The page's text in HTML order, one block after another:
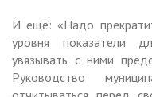
И ещё: «Надо
уровня показатели
увязывать с ними
Руководство